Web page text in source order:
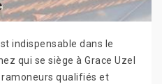
indispensable dans le
qui se siège à Grace Uzel
qualifiés et